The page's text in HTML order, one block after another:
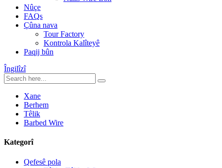
Nûçe
FAQs
Çûna nava
Tour Factory
Kontrola Kalîteyê
Paqij bûn
Îngilîzî
Xane
Berhem
Têlik
Barbed Wire
Kategorî
Qefesê pola